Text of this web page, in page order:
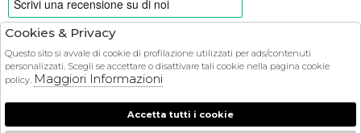
PAYMENTS
COURIER
Cookies & Privacy
Questo sito si avvale di cookie di profilazione utilizzati per ads/contenuti
personalizzati. Scegli se accettare o disattivare tali cookie nella pagina cookie
policy. Maggiori Informazioni
Accetta tutti i cookie